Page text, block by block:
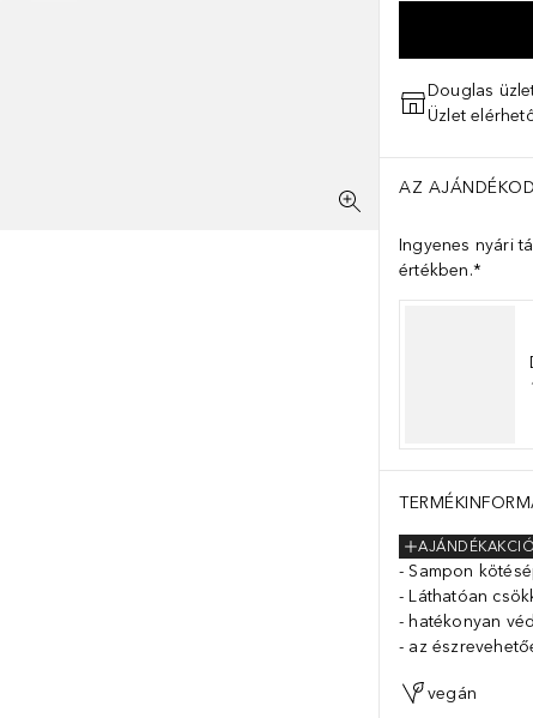
Douglas
Üzlet
AZ AJÁNDÉKOD
Ingyenes nyári
értékben.*
AJÁNDÉKAKCIÓ
Sampon
Láthatóan
hatékonyan
az
vegán